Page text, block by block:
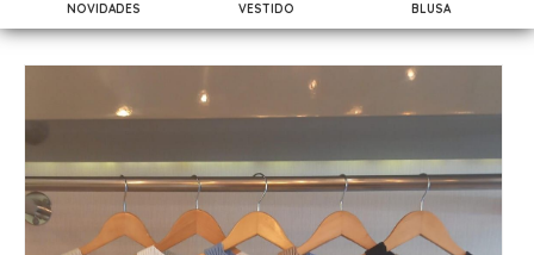
NOVIDADES VESTIDO BLUSA